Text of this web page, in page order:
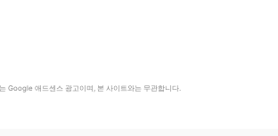
Google 애드센스 광고이며, 본 사이트와는 무관합니다.